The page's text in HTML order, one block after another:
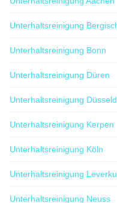
Unterhaltsreinigung
Unterhaltsreinigung Bonn
Unterhaltsreinigung Düren
Unterhaltsreinigung
Unterhaltsreinigung Kerpen
Unterhaltsreinigung Köln
Unterhaltsreinigung
Unterhaltsreinigung Neuss